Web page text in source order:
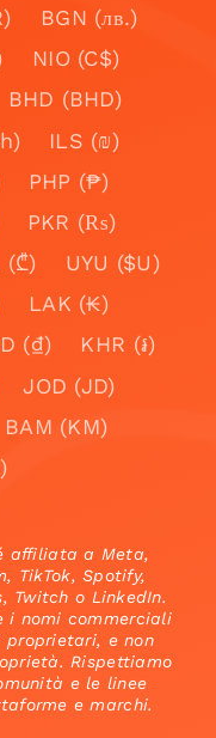
BGN (лв.)
NIO (C$)
BHD (BHD)
ILS (₪)
PHP (₱)
PKR (₨)
(₾)
UYU ($U)
LAK (₭)
(₫)
KHR (៛)
JOD (JD)
BAM (KM)
affiliata a Meta,
TikTok, Spotify,
Twitch o LinkedIn.
i nomi commerciali
e non
Rispettiamo
e le linee
e marchi.